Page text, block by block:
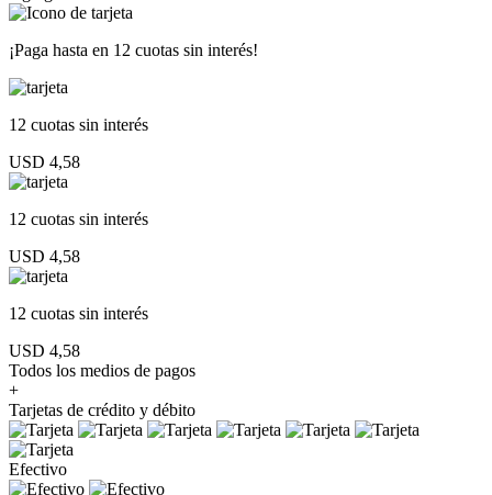
¡Paga hasta en 12 cuotas sin interés!
12 cuotas sin interés
USD 4,58
12 cuotas sin interés
USD 4,58
12 cuotas sin interés
USD 4,58
Todos los medios de pagos
+
Tarjetas de crédito y débito
Efectivo